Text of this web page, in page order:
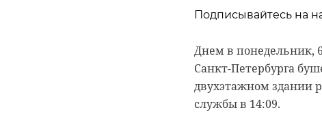
Подписывайтесь на
Днем в понедельник,
Санкт-Петербурга
двухэтажном здании
службы в 14:09.
детскую площадку в
В домах на улице
многодетные. Всего
сперва отвечали, что
дальше дело не